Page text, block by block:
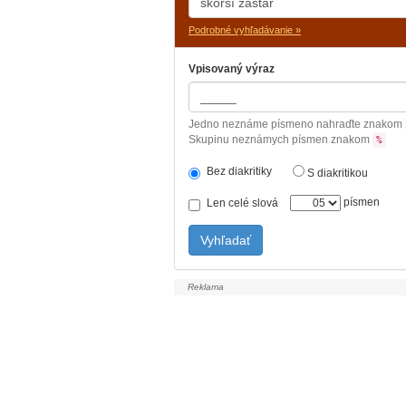
Podrobné vyhľadávanie »
Vpisovaný výraz
Jedno neznáme písmeno nahraďte znakom
Skupinu neznámych písmen znakom %
Bez diakritiky S diakritikou
Len celé slová písmen
Vyhľadať